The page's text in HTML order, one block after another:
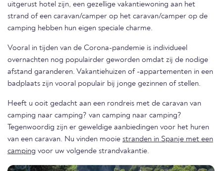
uitgerust hotel zijn, een gezellige vakantiewoning aan het
strand of een caravan/camper op het caravan/camper op de
camping hebben hun eigen speciale charme.
Vooral in tijden van de Corona-pandemie is individueel
overnachten nog populairder geworden omdat zij de nodige
afstand garanderen. Vakantiehuizen of -appartementen in een
badplaats zijn vooral populair bij jonge gezinnen of stellen.
Heeft u ooit gedacht aan een rondreis met de caravan van
camping naar camping? van camping naar camping?
Tegenwoordig zijn er geweldige aanbiedingen voor het huren
van een caravan. Nu vinden mooie stranden in Spanje met een
camping voor uw volgende strandvakantie.